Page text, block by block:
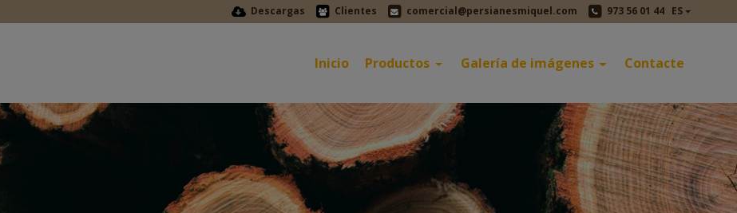
Descargas Clientes comercial@persianesmiquel.com 973 56 01 44 ES
Inicio Productos Galería de imágenes Contacte